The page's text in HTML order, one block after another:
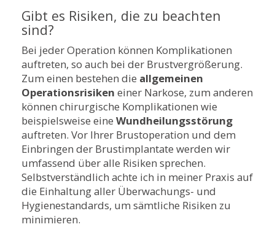
Gibt es Risiken, die zu beachten
sind?
Bei jeder Operation können Komplikationen
auftreten, so auch bei der Brustvergrößerung.
Zum einen bestehen die allgemeinen
Operationsrisiken einer Narkose, zum anderen
können chirurgische Komplikationen wie
beispielsweise eine Wundheilungsstörung
auftreten. Vor Ihrer Brustoperation und dem
Einbringen der Brustimplantate werden wir
umfassend über alle Risiken sprechen.
Selbstverständlich achte ich in meiner Praxis auf
die Einhaltung aller Überwachungs- und
Hygienestandards, um sämtliche Risiken zu
minimieren.